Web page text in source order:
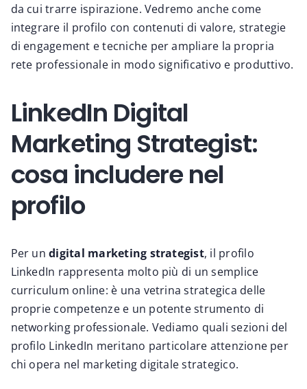
da cui trarre ispirazione. Vedremo anche come
integrare il profilo con contenuti di valore, strategie
di engagement e tecniche per ampliare la propria
rete professionale in modo significativo e produttivo.
LinkedIn Digital
Marketing Strategist:
cosa includere nel
profilo
Per undigital marketing strategist, il profilo
LinkedIn rappresenta molto più di un semplice
curriculum online: è una vetrina strategica delle
proprie competenze e un potente strumento di
networking professionale. Vediamo quali sezioni del
profilo LinkedIn meritano particolare attenzione per
chi opera nel marketing digitale strategico.